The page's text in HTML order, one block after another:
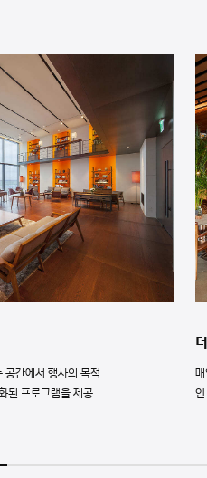
공간에서 행사의 목적
된 프로그램을 제공